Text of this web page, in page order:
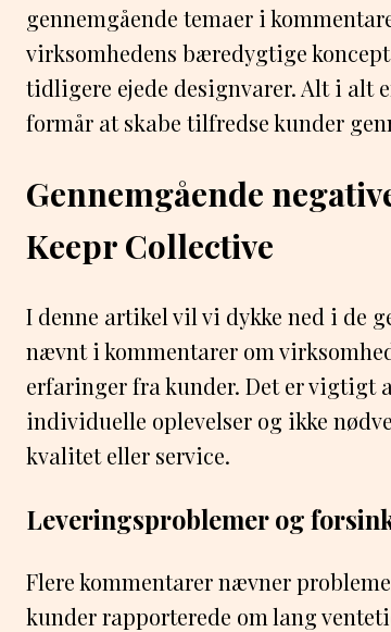
gennemgående temaer i
virksomhedens bæredygtige
tidligere ejede designvarer. Alt i alt
formår at skabe tilfredse kunder
Gennemgående
Keepr Collective
I denne artikel vil vi dykke ned i de
nævnt i kommentarer om
erfaringer fra kunder. Det er vigtigt
individuelle oplevelser og ikke
kvalitet eller service.
Leveringsproblemer og
Flere kommentarer nævner
kunder rapporterede om lang